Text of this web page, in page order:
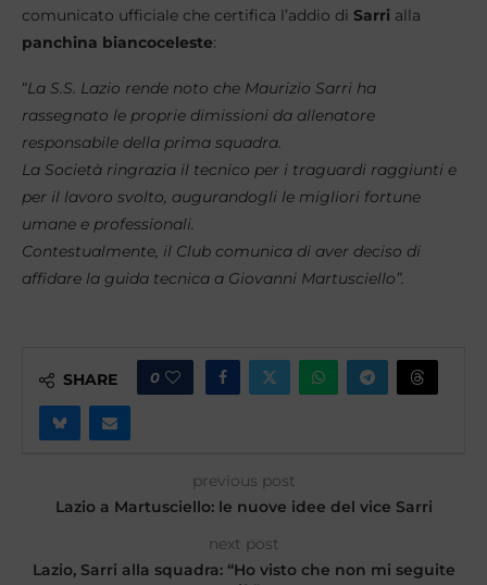
comunicato ufficiale che certifica l’addio di Sarri alla
panchina biancoceleste:
“La S.S. Lazio rende noto che Maurizio Sarri ha
rassegnato le proprie dimissioni da allenatore
responsabile della prima squadra.
La Società ringrazia il tecnico per i traguardi raggiunti e
per il lavoro svolto, augurandogli le migliori fortune
umane e professionali.
Contestualmente, il Club comunica di aver deciso di
affidare la guida tecnica a Giovanni Martusciello”.
SHARE 0
previous post
Lazio a Martusciello: le nuove idee del vice Sarri
next post
Lazio, Sarri alla squadra: “Ho visto che non mi seguite